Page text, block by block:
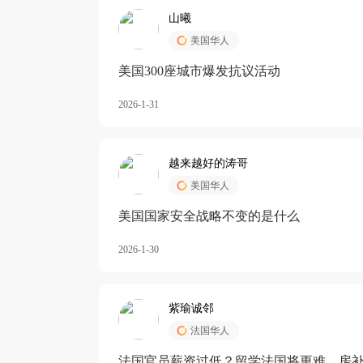
山曦
美国华人
美国300座城市爆发抗议活动
2026-1-31
越来越好的涛哥
美国华人
美国国家安全战略不变的是什么
2026-1-30
紫瑜诚邻
法国华人